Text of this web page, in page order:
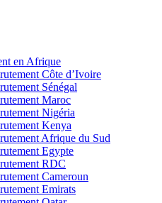
en Afrique
Côte d’Ivoire
Sénégal
Maroc
Nigéria
Kenya
Afrique du Sud
Egypte
RDC
Cameroun
Emirats